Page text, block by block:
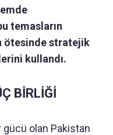
temasların
ötesinde stratejik
kullandı.
BİRLİĞİ
gücü olan Pakistan